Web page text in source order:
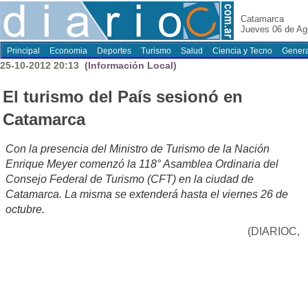
Catamarca
Jueves 06 de
Principal Economia Deportes Turismo Salud Ciencia y Tecno
25-10-2012 20:13 (Información Local)
El turismo del País sesionó en
Catamarca
Con la presencia del Ministro de Turismo de la Nación
Enrique Meyer comenzó la 118° Asamblea Ordinaria del
Consejo Federal de Turismo (CFT) en la ciudad de
Catamarca. La misma se extenderá hasta el viernes 26 de
octubre.
(DIARIOC,